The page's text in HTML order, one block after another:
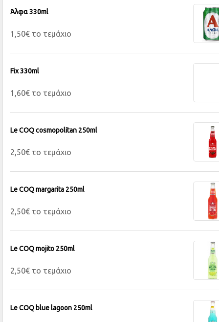
Άλφα 330ml
1,50€ το τεμάχιο
Fix 330ml
1,60€ το τεμάχιο
Le COQ cosmopolitan 250ml
2,50€ το τεμάχιο
Le COQ margarita 250ml
2,50€ το τεμάχιο
Le COQ mojito 250ml
2,50€ το τεμάχιο
Le COQ blue lagoon 250ml